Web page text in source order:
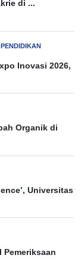
di ...
PENDIDIKAN
Inovasi 2026,
Organik di
Universitas
Pemeriksaan